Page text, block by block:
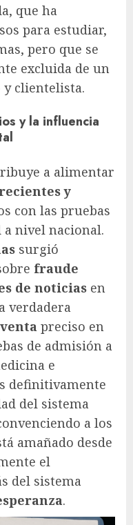
que ha
para estudiar,
pero que se
excluida de un
clientelista.
y la influencia
a alimentar
y
con las pruebas
a nivel nacional.
surgió
fraude
de noticias en
verdadera
preciso en
de admisión a
e
definitivamente
del sistema
a los
amañado desde
el
del sistema
.